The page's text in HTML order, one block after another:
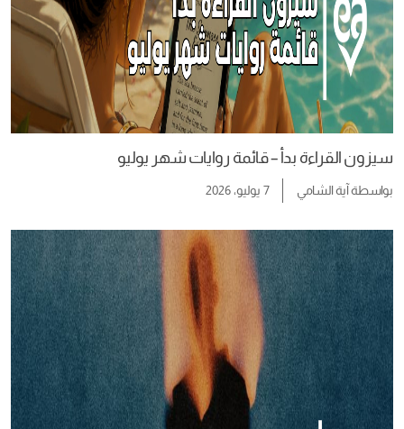
سيزون القراءة بدأ – قائمة روايات شهر يوليو
بواسطةآية الشامي 7 يوليو، 2026